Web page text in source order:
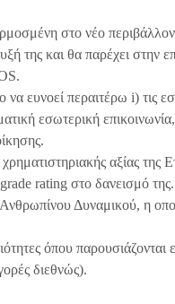
στο νέο περιβάλλον
της και θα παρέχει στην
να ευνοεί περαιτέρω i) τις
εσωτερική
αξίας της
rating στο δανεισμό της.
Δυναμικού, η
όπου
διεθνώς).